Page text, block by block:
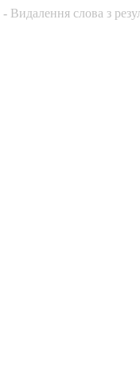
- Видалення слова з